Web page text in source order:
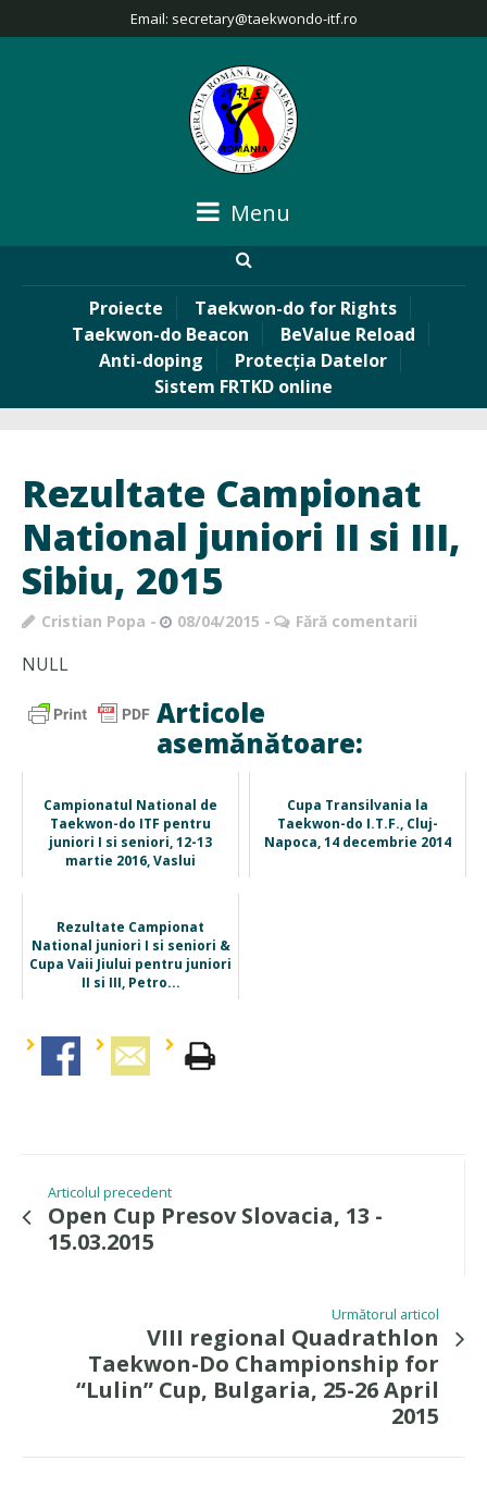
Email: secretary@taekwondo-itf.ro
Menu
Proiecte
Taekwon-do for Rights
Taekwon-do Beacon
BeValue Reload
Anti-doping
Protecția Datelor
Sistem FRTKD online
Rezultate Campionat
National juniori II si III,
Sibiu, 2015
Cristian Popa 08/04/2015 Fără comentarii
NULL
Articole
asemănătoare:
Campionatul National de
Taekwon-do ITF pentru
juniori I si seniori, 12-13
martie 2016, Vaslui
Cupa Transilvania la
Taekwon-do I.T.F., Cluj-
Napoca, 14 decembrie 2014
Rezultate Campionat
National juniori I si seniori &
Cupa Vaii Jiului pentru juniori
II si III, Petro...
Articolul precedent
Open Cup Presov Slovacia, 13 -
15.03.2015
Următorul articol
VIII regional Quadrathlon
Taekwon-Do Championship for
“Lulin” Cup, Bulgaria, 25-26 April
2015